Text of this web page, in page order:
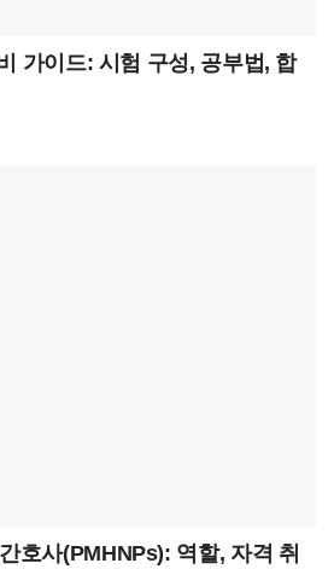
가이드: 시험 구성, 공부법, 합
호사(PMHNPs): 역할, 자격 취